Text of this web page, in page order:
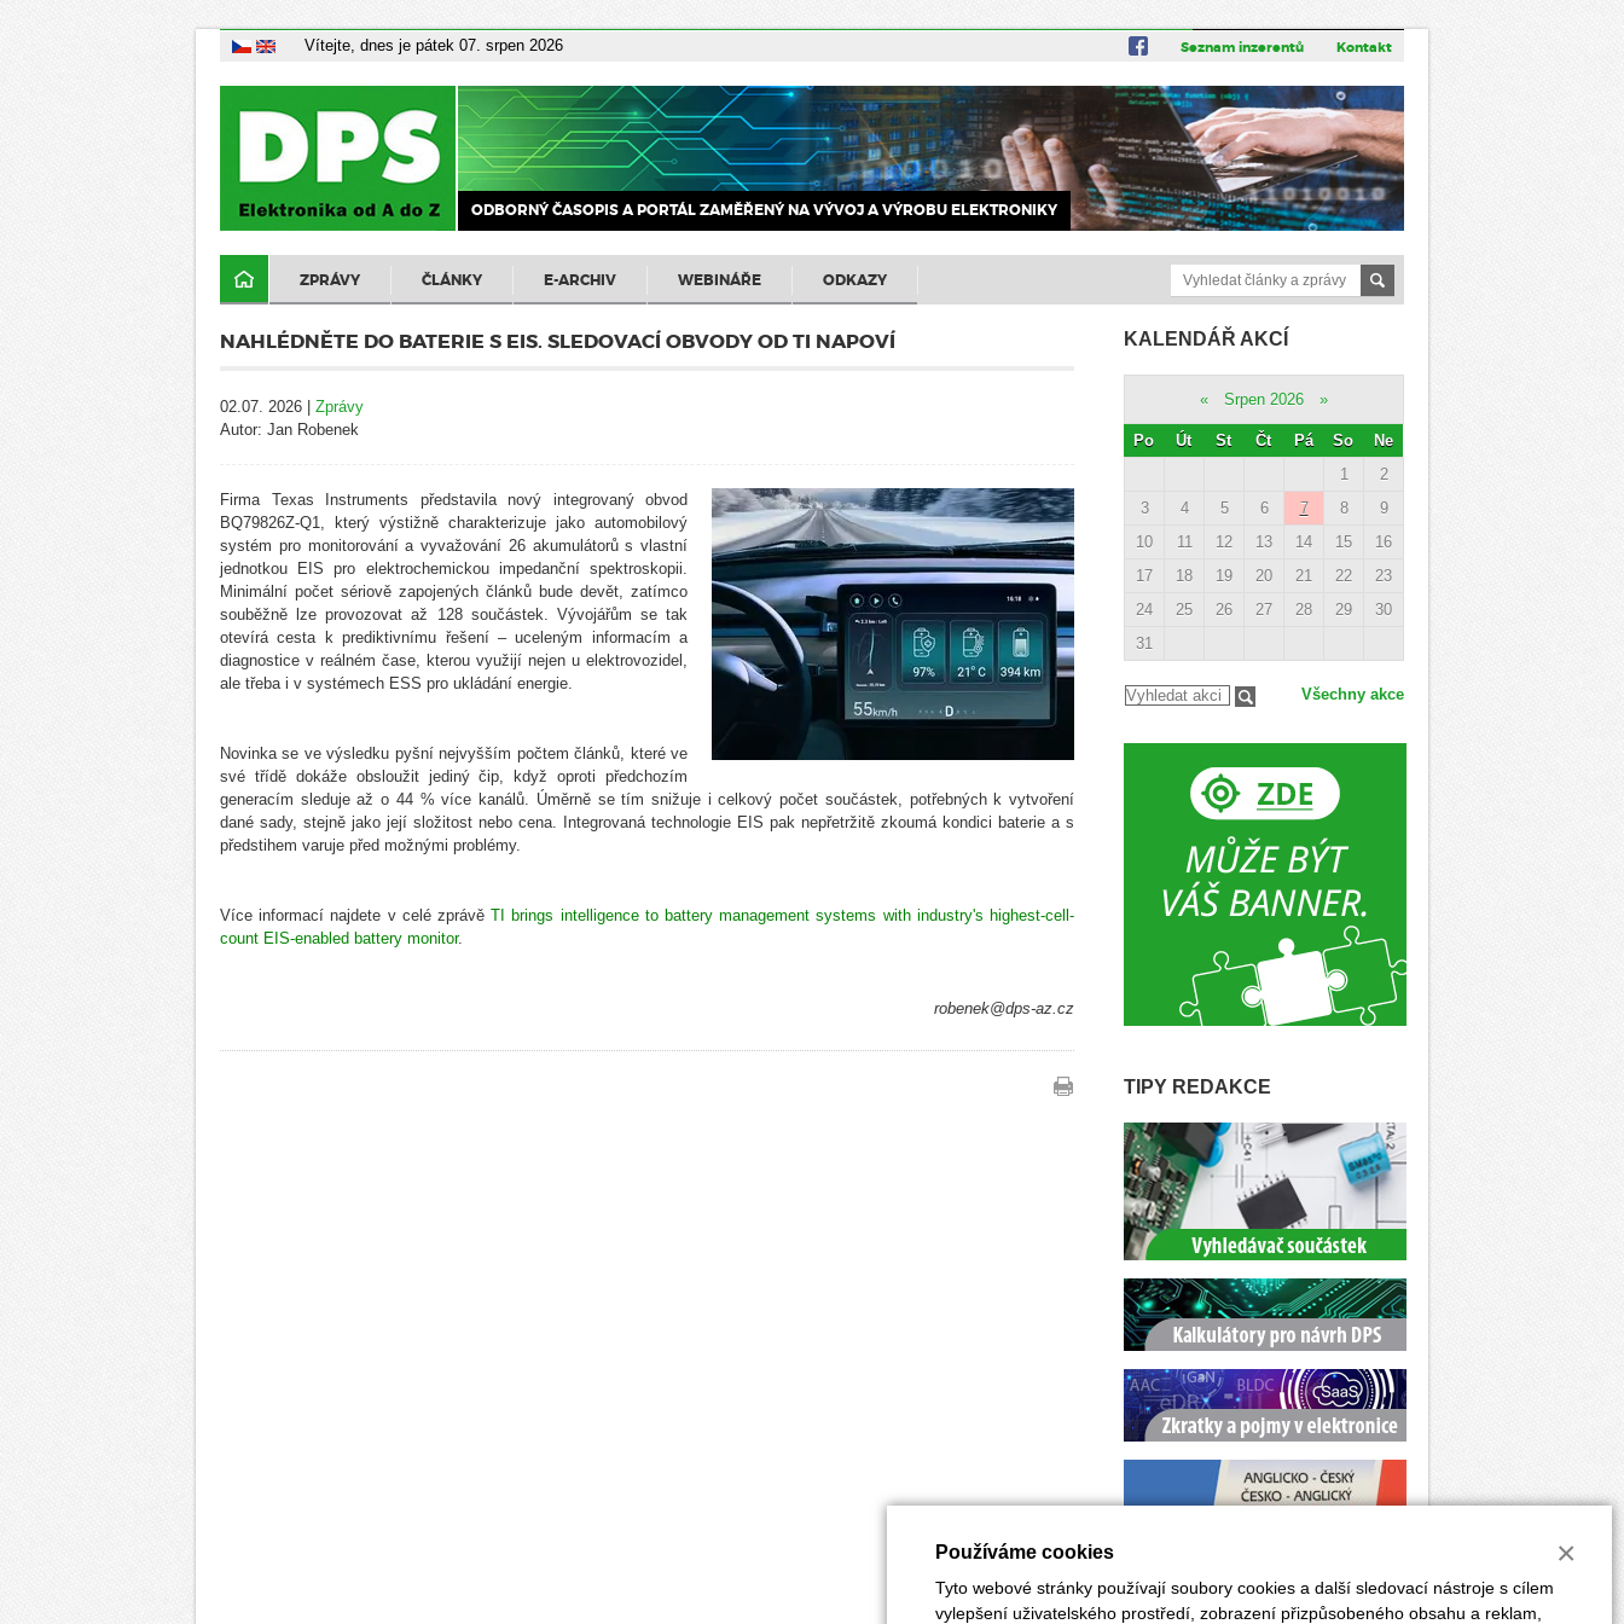
Vítejte, dnes je pátek 07. srpen 2026 Seznam inzerentů Kontakt
ODBORNÝ ČASOPIS A PORTÁL ZAMĚŘENÝ NA VÝVOJ A VÝROBU ELEKTRONIKY
ZPRÁVY ČLÁNKY E-ARCHIV WEBINÁŘE ODKAZY
NAHLÉDNĚTE DO BATERIE S EIS. SLEDOVACÍ OBVODY OD TI NAPOVÍ
02.07. 2026 | Zprávy
Autor: Jan Robenek
Firma Texas Instruments představila nový integrovaný obvod
BQ79826Z-Q1, který výstižně charakterizuje jako automobilový
systém pro monitorování a vyvažování 26 akumulátorů s vlastní
jednotkou EIS pro elektrochemickou impedanční spektroskopii.
Minimální počet sériově zapojených článků bude devět, zatímco
souběžně lze provozovat až 128 součástek. Vývojářům se tak
otevírá cesta k prediktivnímu řešení – uceleným informacím a
diagnostice v reálném čase, kterou využijí nejen u elektrovozidel,
ale třeba i v systémech ESS pro ukládání energie.
Novinka se ve výsledku pyšní nejvyšším počtem článků, které ve
své třídě dokáže obsloužit jediný čip, když oproti předchozím
generacím sleduje až o 44 % více kanálů. Úměrně se tím snižuje i celkový počet součástek, potřebných k vytvoření
dané sady, stejně jako její složitost nebo cena. Integrovaná technologie EIS pak nepřetržitě zkoumá kondici baterie a s
předstihem varuje před možnými problémy.
Více informací najdete v celé zprávěTI brings intelligence to battery management systems with industry's highest-cell-
count EIS-enabled battery monitor.
robenek@dps-az.cz
KALENDÁŘ AKCÍ
« Srpen 2026 »
Po Út St Čt Pá So
Ne
1
2
3
4 5 6 7 8
9
10
11 12 13 14 15
16
17
18 19 20 21 22
23
24
25 26 27 28 29
30
31
Všechny akce
TIPY REDAKCE
Používáme cookies
Tyto webové stránky používají soubory cookies a další sledovací nástroje s cílem
vylepšení uživatelského prostředí, zobrazení přizpůsobeného obsahu a reklam,
×